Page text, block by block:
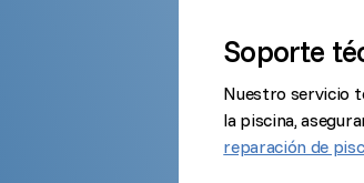
Soporte
Nuestro servicio
la piscina,
reparación de